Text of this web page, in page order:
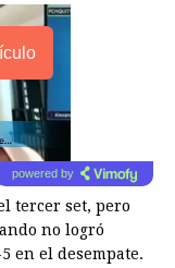
powered by
tercer set, pero
no logró
en el desempate.